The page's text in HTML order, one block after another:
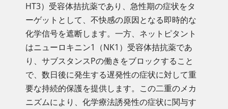
HT3）受容体拮抗薬であり、急性期の症状をタ
ーゲットとして、不快感の原因となる即時的な
化学信号を遮断します。一方、ネットピタント
はニューロキニン1（NK1）受容体拮抗薬であ
り、サブスタンスPの働きをブロックすること
で、数日後に発生する遅発性の症状に対して重
要な持続的保護を提供します。この二重のメカ
ニズムにより、化学療法誘発性の症状に関与す